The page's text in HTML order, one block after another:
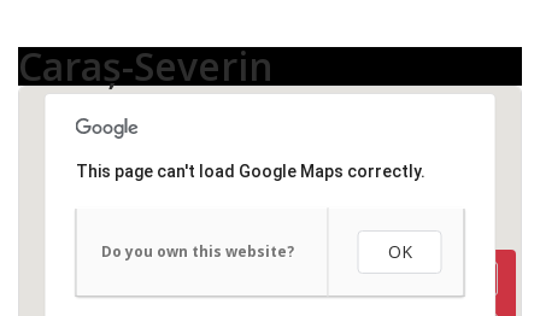
Caraș-Severin
This page can't load Google Maps correctly.
Do you own this website? OK